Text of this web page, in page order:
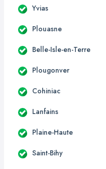
Yvias
Plouasne
Belle-Isle-en-Terre
Plougonver
Cohiniac
Lanfains
Plaine-Haute
Saint-Bihy